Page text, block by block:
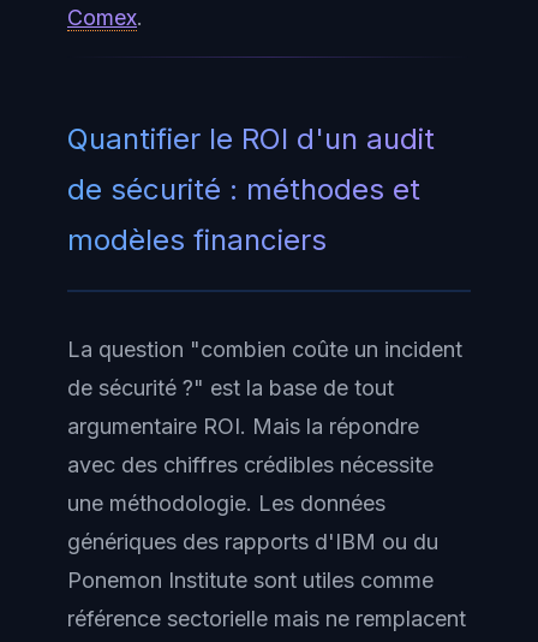
Comex.
Quantifier le ROI d'un audit
de sécurité : méthodes et
modèles financiers
La question "combien coûte un incident
de sécurité ?" est la base de tout
argumentaire ROI. Mais la répondre
avec des chiffres crédibles nécessite
une méthodologie. Les données
génériques des rapports d'IBM ou du
Ponemon Institute sont utiles comme
référence sectorielle mais ne remplacent